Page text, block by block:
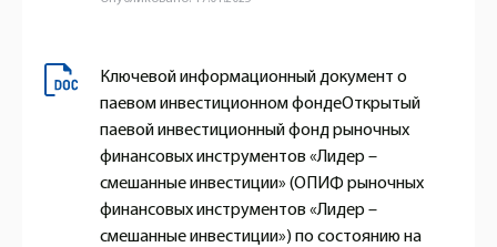
Ключевой информационный документ о
паевом инвестиционном фондеОткрытый
паевой инвестиционный фонд рыночных
финансовых инструментов «Лидер –
смешанные инвестиции» (ОПИФ рыночных
финансовых инструментов «Лидер –
смешанные инвестиции») по состоянию на